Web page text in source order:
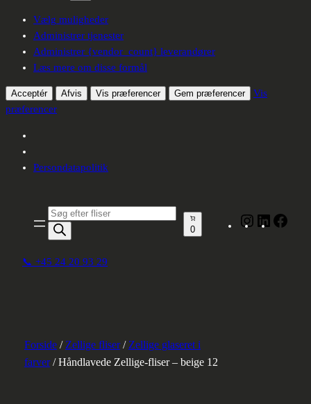
Vælg muligheder
Administrer tjenester
Administrer {vendor_count} leverandører
Læs mere om disse formål
Acceptér Afvis Vis præferencer Gem præferencer
Vis
præferencer
Persondatapolitik
indhold
Produktsøgning
0
Instagram
LinkedIn
📞 +45 24 20 93 29
Forside/ Zellige fliser/ Zellige glaseret i
farver/ Håndlavede Zellige-fliser – beige 12